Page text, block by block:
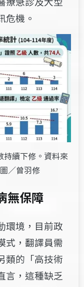
危機。
持續下修。資料來
／曾羽修
無保障
環境，目前政
式，翻譯員需
類的「高技術
言，這種缺乏